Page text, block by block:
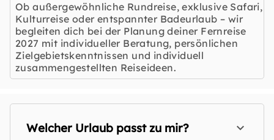
Ob außergewöhnliche Rundreise, exklusive Safari,
Kulturreise oder entspannter Badeurlaub – wir
begleiten dich bei der Planung deiner Fernreise
2027 mit individueller Beratung, persönlichen
Zielgebietskenntnissen und individuell
zusammengestellten Reiseideen.
Welcher Urlaub passt zu mir?